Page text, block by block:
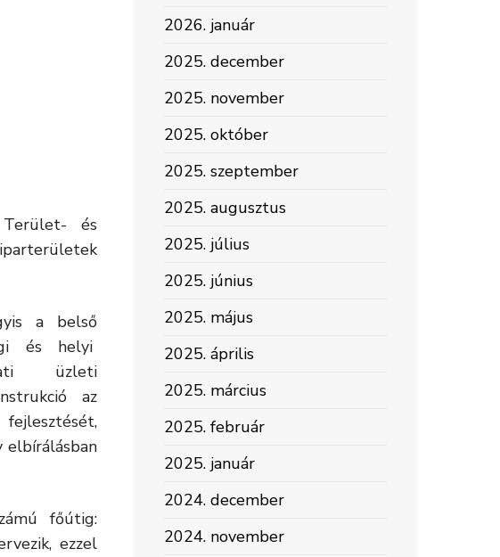
és
a belső
és helyi
üzleti
az
főútig:
ezzel
2026. január
2025. december
2025. november
2025. október
2025. szeptember
2025. augusztus
2025. július
2025. június
2025. május
2025. április
2025. március
2025. február
2025. január
2024. december
2024. november